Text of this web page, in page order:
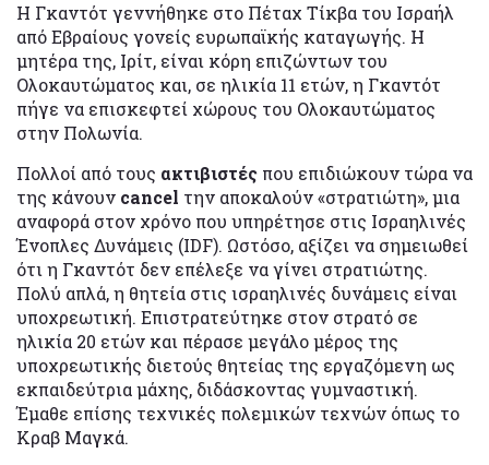
Η Γκαντότ γεννήθηκε στο Πέταχ Τίκβα του Ισραήλ
από Εβραίους γονείς ευρωπαϊκής καταγωγής. Η
μητέρα της, Ιρίτ, είναι κόρη επιζώντων του
Ολοκαυτώματος και, σε ηλικία 11 ετών, η Γκαντότ
πήγε να επισκεφτεί χώρους του Ολοκαυτώματος
στην Πολωνία.
Πολλοί από τους ακτιβιστές που επιδιώκουν τώρα να
της κάνουν cancel την αποκαλούν «στρατιώτη», μια
αναφορά στον χρόνο που υπηρέτησε στις Ισραηλινές
Ένοπλες Δυνάμεις (IDF). Ωστόσο, αξίζει να σημειωθεί
ότι η Γκαντότ δεν επέλεξε να γίνει στρατιώτης.
Πολύ απλά, η θητεία στις ισραηλινές δυνάμεις είναι
υποχρεωτική. Επιστρατεύτηκε στον στρατό σε
ηλικία 20 ετών και πέρασε μεγάλο μέρος της
υποχρεωτικής διετούς θητείας της εργαζόμενη ως
εκπαιδεύτρια μάχης, διδάσκοντας γυμναστική.
Έμαθε επίσης τεχνικές πολεμικών τεχνών όπως το
Κραβ Μαγκά.